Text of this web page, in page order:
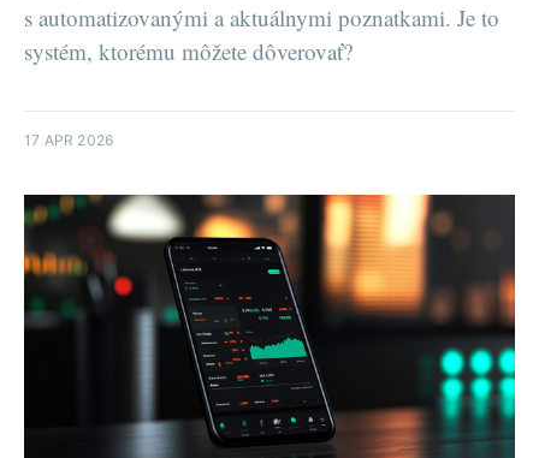
s automatizovanými a aktuálnymi poznatkami. Je to
systém, ktorému môžete dôverovať?
17 APR 2026